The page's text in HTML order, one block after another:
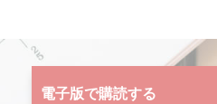
電子版で購読する